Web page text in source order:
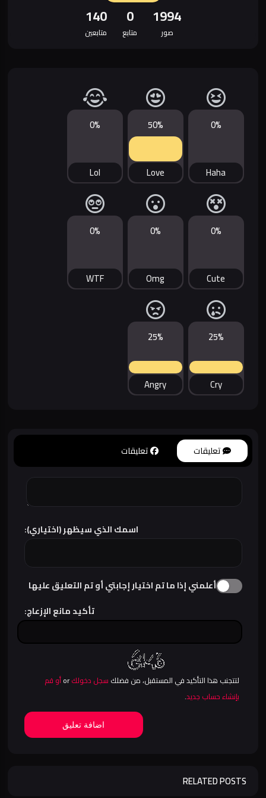
1994
صور
0
متابع
140
متابعين
0%
Haha
50%
Love
0%
Lol
0%
Cute
0%
Omg
0%
WTF
25%
Cry
25%
Angry
تعليقات تعليقات
اسمك الذي سيظهر (اختياري):
أعلمني إذا ما تم اختيار إجابتي أو تم التعليق عليها
تأكيد مانع الإزعاج:
لتتجنب هذا التأكيد في المستقبل، من فضلك سجل دخولكor
أو قم
بإنشاء حساب جديد.
اضافة تعليق
RELATED POSTS